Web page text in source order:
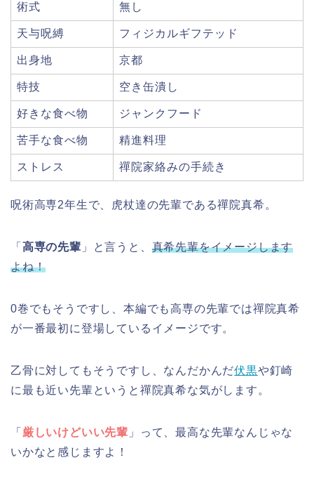
術式 無し
天与呪縛 フィジカルギフテッド
出身地 京都
特技 空き缶潰し
好きな食べ物 ジャンクフード
苦手な食べ物 精進料理
ストレス 禪院家絡みの手続き
呪術高専2年生で、虎杖達の先輩である禪院真希。
「 高専の先輩 」と言うと、 真希先輩をイメージします
よね！
0巻でもそうですし、本編でも高専の先輩では禪院真希
が一番最初に登場しているイメージです。
乙骨に対してもそうですし、なんだかんだ伏黒や釘崎
に最も近い先輩というと禪院真希な気がします。
「 厳しいけどいい先輩 」って、最高な先輩なんじゃな
いかなと感じますよ！